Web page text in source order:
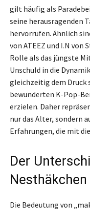
gilt häufig als
seine herausragenden
hervorrufen. Ähnlich
von ATEEZ und I.N von
Rolle als das jüngste
Unschuld in die
gleichzeitig dem Druck
bewunderten K-Pop-
erzielen. Daher
nur das Alter, sondern
Erfahrungen, die mit
Der
Nesthäkchen
Die Bedeutung von